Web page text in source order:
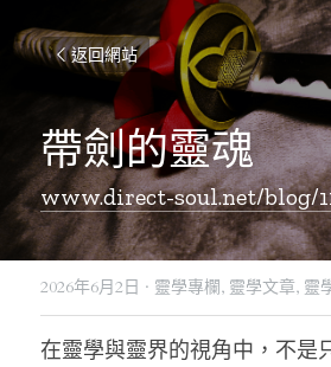
返回網站
帶劍的靈魂
www.direct-soul.net/blog/
2026年6月2日 · 靈學專欄, 靈學文章, 靈
在靈學與靈界的視角中，不是